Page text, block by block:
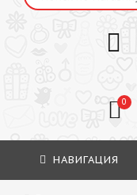
0
НАВИГАЦИЯ